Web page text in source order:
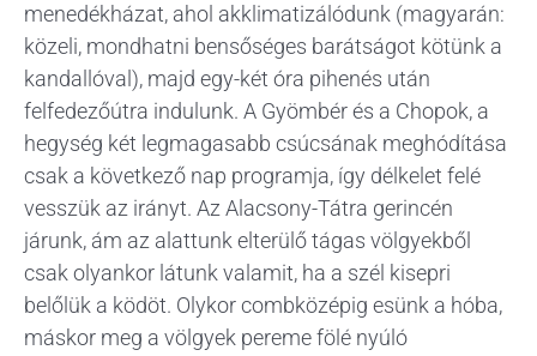
menedékházat, ahol akklimatizálódunk (magyarán:
közeli, mondhatni bensőséges barátságot kötünk a
kandallóval), majd egy-két óra pihenés után
felfedezőútra indulunk. A Gyömbér és a Chopok, a
hegység két legmagasabb csúcsának meghódítása
csak a következő nap programja, így délkelet felé
vesszük az irányt. Az Alacsony-Tátra gerincén
járunk, ám az alattunk elterülő tágas völgyekből
csak olyankor látunk valamit, ha a szél kisepri
belőlük a ködöt. Olykor combközépig esünk a hóba,
máskor meg a völgyek pereme fölé nyúló